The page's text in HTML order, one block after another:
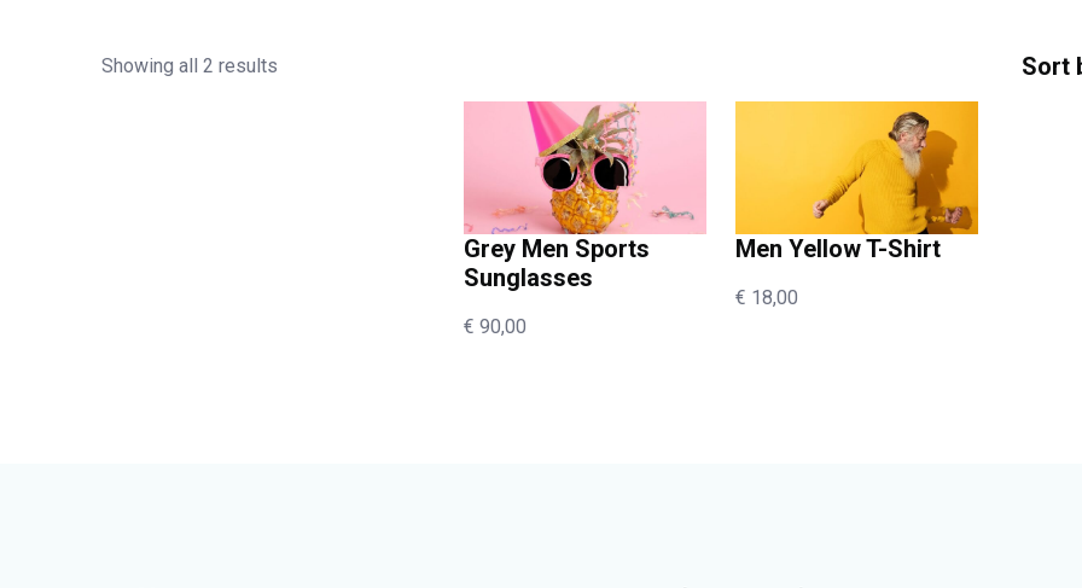
Showing all 2 results Sort
Grey Men Sports
Sunglasses
€ 90,00
Men Yellow T-Shirt
€ 18,00